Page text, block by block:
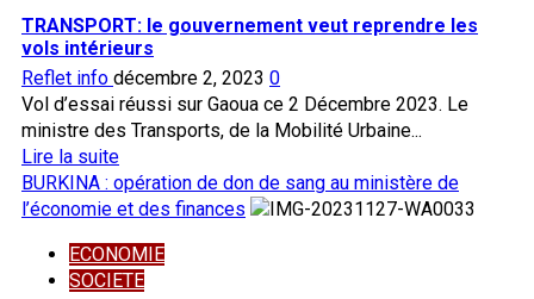
fiscale:
le
Mali
et
le
Niger
dénoncent
la
convention
fiscale
de
TRANSPORT: le gouvernement veut reprendre les
vols intérieurs
Reflet info décembre 2, 2023 0
Vol d’essai réussi sur Gaoua ce 2 Décembre 2023. Le
ministre des Transports, de la Mobilité Urbaine...
Lire la suiteEn
savoir
plus
TRANSPORT:
le
BURKINA : opération de don de sang au ministère de
l’économie et des finances
ECONOMIE
SOCIETE